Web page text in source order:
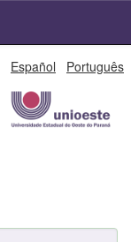
Español Português